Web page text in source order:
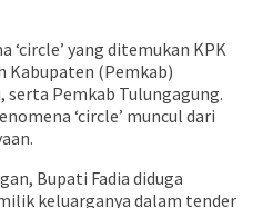
yang ditemukan KPK
Kabupaten (Pemkab)
serta Pemkab Tulungagung.
‘circle’ muncul dari
Bupati Fadia diduga
keluarganya dalam tender